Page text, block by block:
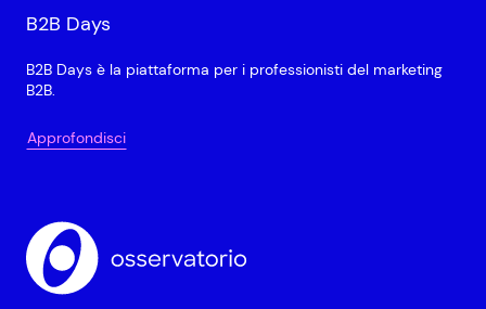
B2B Days
B2B Days è la piattaforma per i professionisti del marketing
B2B.
Approfondisci